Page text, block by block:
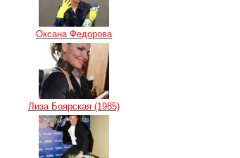
Оксана Федорова
Лиза Боярская (1985)